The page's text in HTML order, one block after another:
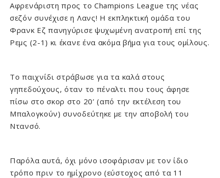
Αφρενάριστη προς το Champions League της νέας
σεζόν συνέχισε η Λανς! Η εκπληκτική ομάδα του
Φρανκ Εζ πανηγύρισε ψυχωμένη ανατροπή επί της
Ρεμς (2-1) κι έκανε ένα ακόμα βήμα για τους ομίλους.
Το παιχνίδι στράβωσε για τα καλά στους
γηπεδούχους, όταν το πέναλτι που τους άφησε
πίσω στο σκορ στο 20’ (από την εκτέλεση του
Μπαλογκούν) συνοδεύτηκε με την αποβολή του
Ντανσό.
Παρόλα αυτά, όχι μόνο ισοφάρισαν με τον ίδιο
τρόπο πριν το ημίχρονο (εύστοχος από τα 11